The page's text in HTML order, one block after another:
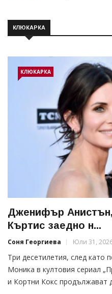
КЛЮКАРКА
КЛЮКАРКА
Дженифър
Къртис заедно н...
Соня Георгиева Юли 31,
Три десетилетия, след като
Моника в култовия сериал
и Кортни Кокс продължават